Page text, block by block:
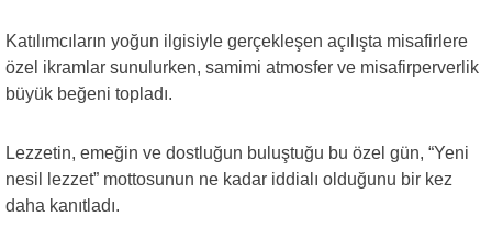
Katılımcıların yoğun ilgisiyle gerçekleşen açılışta misafirlere
özel ikramlar sunulurken, samimi atmosfer ve misafirperverlik
büyük beğeni topladı.
Lezzetin, emeğin ve dostluğun buluştuğu bu özel gün, “Yeni
nesil lezzet” mottosunun ne kadar iddialı olduğunu bir kez
daha kanıtladı.